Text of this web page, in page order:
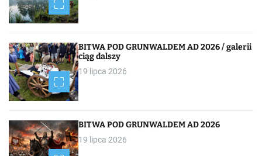
BITWA POD GRUNWALDEM AD 2026 / galerii
ciąg dalszy
19 lipca 2026
BITWA POD GRUNWALDEM AD 2026
19 lipca 2026